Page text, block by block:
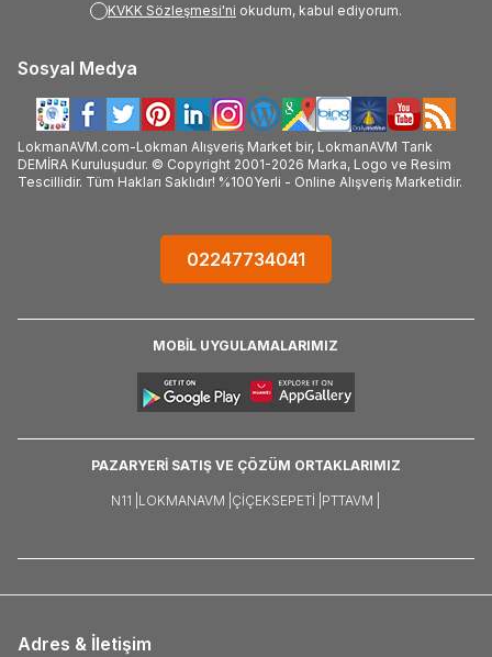
KVKK Sözleşmesi'ni okudum, kabul ediyorum.
Sosyal Medya
LokmanAVM.com-Lokman Alışveriş Market bir, LokmanAVM Tarık
DEMİRA Kuruluşudur. © Copyright 2001-2026 Marka, Logo ve Resim
Tescillidir. Tüm Hakları Saklıdır! %100Yerli - Online Alışveriş Marketidir.
02247734041
MOBİL UYGULAMALARIMIZ
PAZARYERİ SATIŞ VE ÇÖZÜM ORTAKLARIMIZ
N11 | LOKMANAVM | ÇIÇEKSEPETI | PTTAVM |
Adres & İletişim